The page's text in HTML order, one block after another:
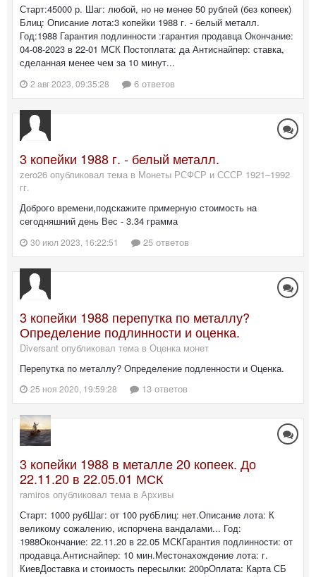
Старт:45000 р. Шаг: любой, но не менее 50 рублей (без копеек)
Блиц: Описание лота:3 копейки 1988 г. - белый металл.
Год:1988 Гарантия подлинности :гарантия продавца Окончание:
04-08-2023 в 22-01 МСК Постоплата: да Антиснайпер: ставка,
сделанная менее чем за 10 минут...
2 авг 2023, 09:35:28 6 ответов
3 копейки 1988 г. - белый металл.
zero26 опубликовал тема в Монеты РСФСР и СССР 1921–1992
гг.
Доброго времени,подскажите примерную стоимость на
сегодняшний день Вес - 3.34 грамма
30 июл 2023, 16:22:51 25 ответов
3 копейки 1988 перепутка по металлу?
Определение подлинности и оценка.
Diversant опубликовал тема в Оценка монет
Перепутка по металлу? Определение подленности и Оценка.
25 ноя 2020, 19:59:28 13 ответов
3 копейки 1988 в металле 20 копеек. До
22.11.20 в 22.05.01 МСК
ramiros опубликовал тема в Архивы
Старт: 1000 рубШаг: от 100 рубБлиц: нет.Описание лота: К
великому сожалению, испорчена вандалами... Год:
1988Окончание: 22.11.20 в 22.05 МСКГарантия подлинности: от
продавца.Антиснайпер: 10 мин.Местонахождение лота: г.
КиевДоставка и стоимость пересылки: 200рОплата: Карта СБ